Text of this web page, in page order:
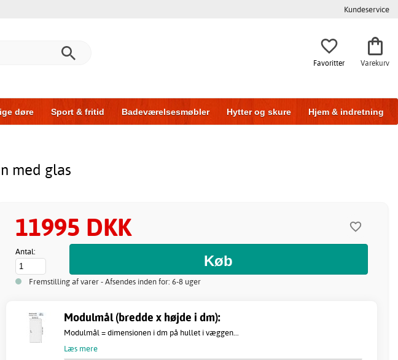
Kundeservice
Favoritter Varekurv
døre Sport & fritid Badeværelsesmøbler Hytter og skure Hjem & indretning
med glas
11995 DKK
Antal:
Fremstilling af varer - Afsendes inden for: 6-8 uger
Modulmål (bredde x højde i dm):
Modulmål = dimensionen i dm på hullet i væggen...
Læs mere